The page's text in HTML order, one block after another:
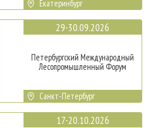
Екатеринбург
29-30.09.2026
Петербургский Международный
Лесопромышленный Форум
Санкт-Петербург
17-20.10.2026